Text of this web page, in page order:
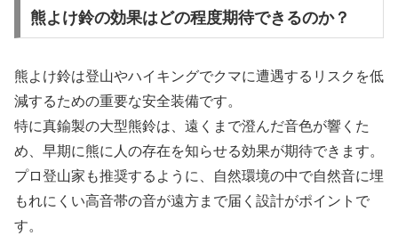
熊よけ鈴の効果はどの程度期待できるのか？
熊よけ鈴は登山やハイキングでクマに遭遇するリスクを低
減するための重要な安全装備です。
特に真鍮製の大型熊鈴は、遠くまで澄んだ音色が響くた
め、早期に熊に人の存在を知らせる効果が期待できます。
プロ登山家も推奨するように、自然環境の中で自然音に埋
もれにくい高音帯の音が遠方まで届く設計がポイントで
す。